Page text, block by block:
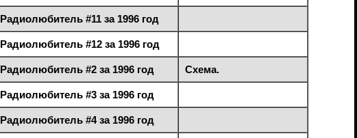
Радиолюбитель #11 за 1996 год
Радиолюбитель #12 за 1996 год
Радиолюбитель #2 за 1996 год Схема.
Радиолюбитель #3 за 1996 год
Радиолюбитель #4 за 1996 год